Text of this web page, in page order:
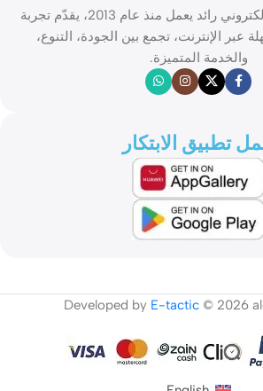
الابتكار موقع تسوّق إلكتروني رائد يعمل منذ عام 2013، يقدّم تجربة
الإنترنت، تجمع بين الجودة، التنوع،
والخدمة المتميزة.
تطبيق الابتكار
Developed by E-tactic© 2026